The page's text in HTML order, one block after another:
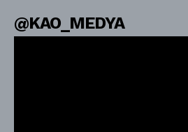
@KAO_MEDYA